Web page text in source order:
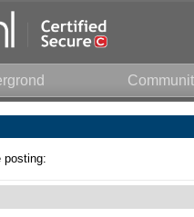
posting: